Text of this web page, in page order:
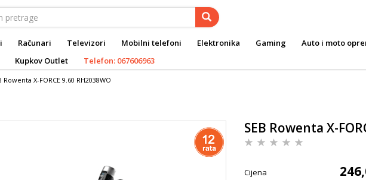
Računari Televizori Mobilni telefoni Elektronika Gaming Auto i moto
Kupkov Outlet Telefon: 067606963
Rowenta X-FORCE 9.60 RH2038WO
SEB Rowenta X-
Cijena